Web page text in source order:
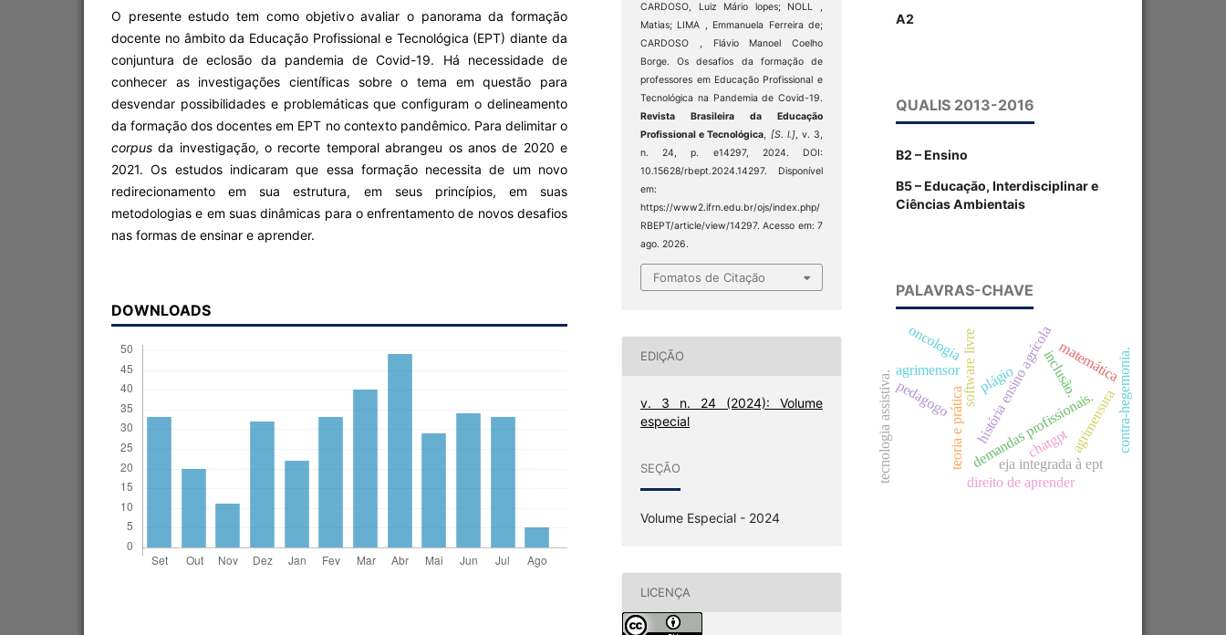
O presente estudo tem como objetivo avaliar o panorama da formação
docente no âmbito da Educação Profissional e Tecnológica (EPT) diante da
conjuntura de eclosão da pandemia de Covid-19. Há necessidade de
conhecer as investigações científicas sobre o tema em questão para
desvendar possibilidades e problemáticas que configuram o delineamento
da formação dos docentes em EPT no contexto pandêmico. Para delimitar o
corpus da investigação, o recorte temporal abrangeu os anos de 2020 e
2021. Os estudos indicaram que essa formação necessita de um novo
redirecionamento em sua estrutura, em seus princípios, em suas
metodologias e em suas dinâmicas para o enfrentamento de novos desafios
nas formas de ensinar e aprender.
DOWNLOADS
CARDOSO, Luiz Mário lopes; NOLL ,
Matias; LIMA , Emmanuela Ferreira de;
CARDOSO , Flávio Manoel Coelho
Borge. Os desafios da formação de
professores em Educação Profissional e
Tecnológica na Pandemia de Covid-19.
Revista Brasileira da Educação
Profissional e Tecnológica, [S. l.], v. 3,
n. 24, p. e14297, 2024. DOI:
10.15628/rbept.2024.14297. Disponível
em:
https://www2.ifrn.edu.br/ojs/index.php/
RBEPT/article/view/14297. Acesso em: 7
ago. 2026.
Fomatos de Citação
EDIÇÃO
v. 3 n. 24 (2024): Volume
especial
SEÇÃO
Volume Especial - 2024
LICENÇA
A2
QUALIS 2013-2016
B2 – Ensino
B5 – Educação, Interdisciplinar e
Ciências Ambientais
PALAVRAS-CHAVE
história ensino agrícola
plágio
software livre
teoria e práticademandas profissionais.
pedagogo inclusão.
eja integrada à ept
direito de aprender
matemática
chatgpt
tecnologia assistiva. agrimensor
agrimensuracontra-hegemonia.
oncologia